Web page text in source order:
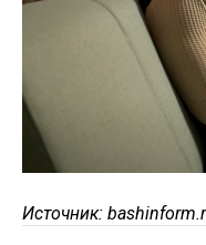
Источник: